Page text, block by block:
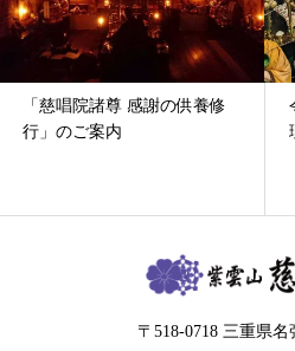
諸尊 感謝の供養修
案内
令和５年
理趣分転
〒518-0718 三重県